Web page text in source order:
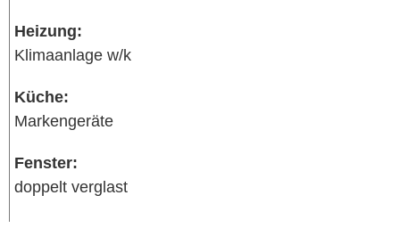
Heizung:
Klimaanlage w/k
Küche:
Markengeräte
Fenster:
doppelt verglast